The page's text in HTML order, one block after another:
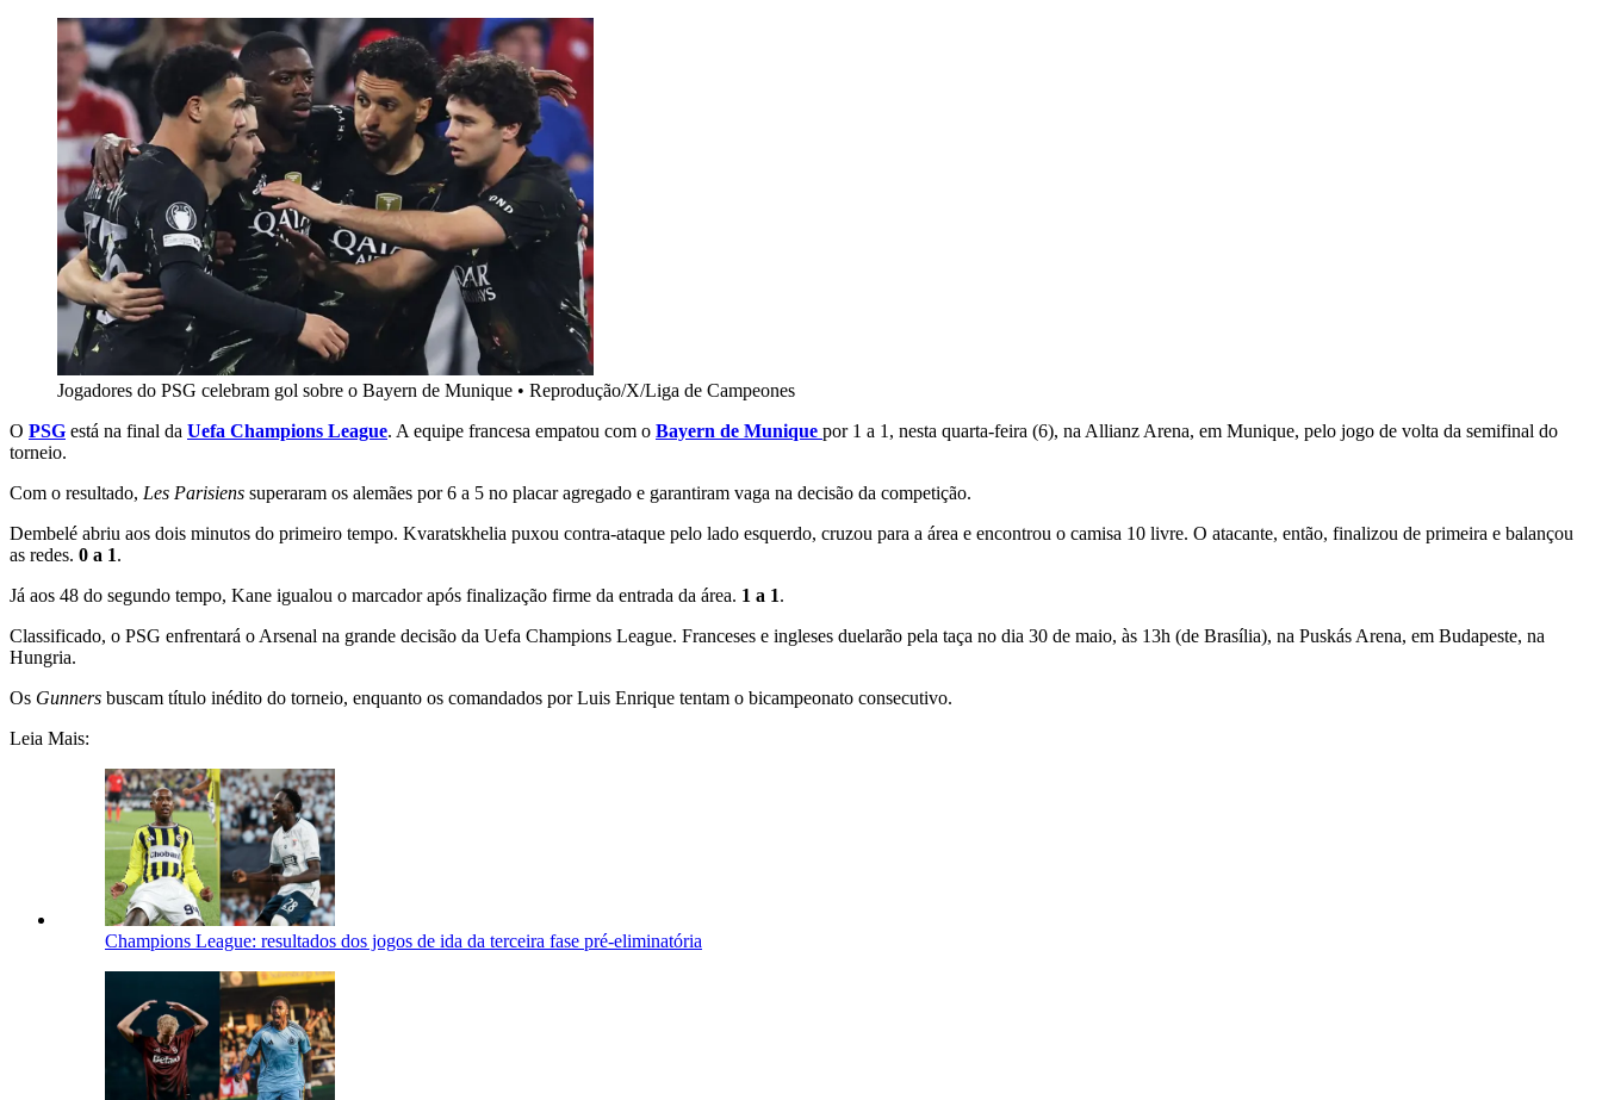
Jogadores do PSG celebram gol sobre o Bayern de Munique • Reprodução/X/Liga de Campeones
O PSG está na final da Uefa Champions League. A equipe francesa empatou com o Bayern de Munique por 1 a 1, nesta quarta-feira (6), na Allianz Arena, em Munique, pelo jogo de volta da semifinal do
torneio.
Com o resultado, Les Parisiens superaram os alemães por 6 a 5 no placar agregado e garantiram vaga na decisão da competição.
Dembelé abriu aos dois minutos do primeiro tempo. Kvaratskhelia puxou contra-ataque pelo lado esquerdo, cruzou para a área e encontrou o camisa 10 livre. O atacante, então, finalizou de primeira e balançou
as redes. 0 a 1.
Já aos 48 do segundo tempo, Kane igualou o marcador após finalização firme da entrada da área. 1 a 1.
Classificado, o PSG enfrentará o Arsenal na grande decisão da Uefa Champions League. Franceses e ingleses duelarão pela taça no dia 30 de maio, às 13h (de Brasília), na Puskás Arena, em Budapeste, na
Hungria.
Os Gunners buscam título inédito do torneio, enquanto os comandados por Luis Enrique tentam o bicampeonato consecutivo.
Leia Mais:
Champions League: resultados dos jogos de ida da terceira fase pré-eliminatória